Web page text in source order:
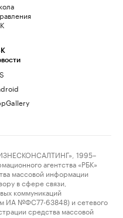
1995–
агентства «РБК»
массовой информации
в сфере связи,
коммуникаций
ИА №ФС77-63848) и сетевого
средства массовой